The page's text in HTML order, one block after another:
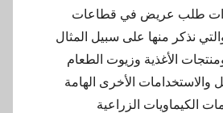
ذات طلب عريض في قطاعات
نذكر منها على سبيل المثال
الأغذية وزيوت الطعام
الأخرى الهامة
الكيماويات الزراعية